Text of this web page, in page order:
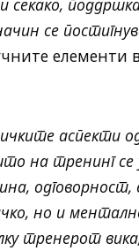
се
елементи
аспекти
на тренинг се
одговорност,
но и
тренерот